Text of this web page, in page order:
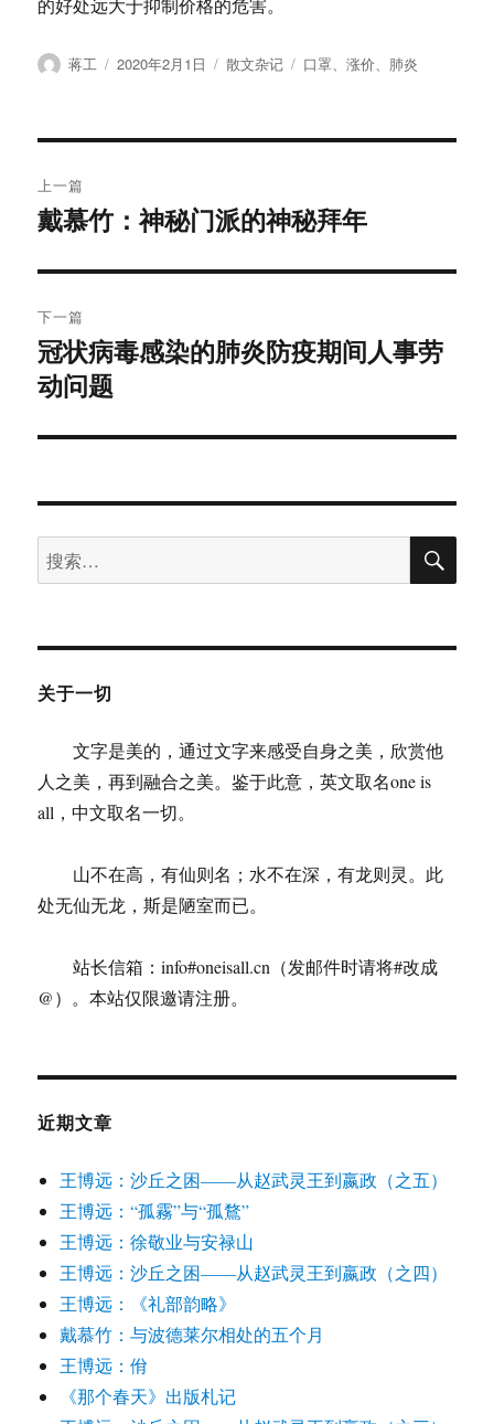
的好处远大于抑制价格的危害。
作
蒋工
发
2020年2月1日
分
散文杂记
标
口罩、涨价、 肺炎
章
航
上一篇
上
文
章：
戴慕竹：神秘门派的神秘拜年
下一篇
下
篇
章：
冠状病毒感染的肺炎防疫期间人事劳
动问题
搜
索：
搜
关于一切
文字是美的，通过文字来感受自身之美，欣赏他
人之美，再到融合之美。鉴于此意，英文取名one is
all，中文取名一切。
山不在高，有仙则名；水不在深，有龙则灵。此
处无仙无龙，斯是陋室而已。
站长信箱：info#oneisall.cn（发邮件时请将#改成
@）。本站仅限邀请注册。
近期文章
王博远：沙丘之困——从赵武灵王到嬴政（之五）
王博远：“孤霧”与“孤鶩”
王博远：徐敬业与安禄山
王博远：沙丘之困——从赵武灵王到嬴政（之四）
王博远：《礼部韵略》
戴慕竹：与波德莱尔相处的五个月
王博远：佾
《那个春天》出版札记